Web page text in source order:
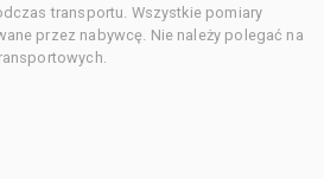
transportu. Wszystkie pomiary
przez nabywcę. Nie należy polegać na